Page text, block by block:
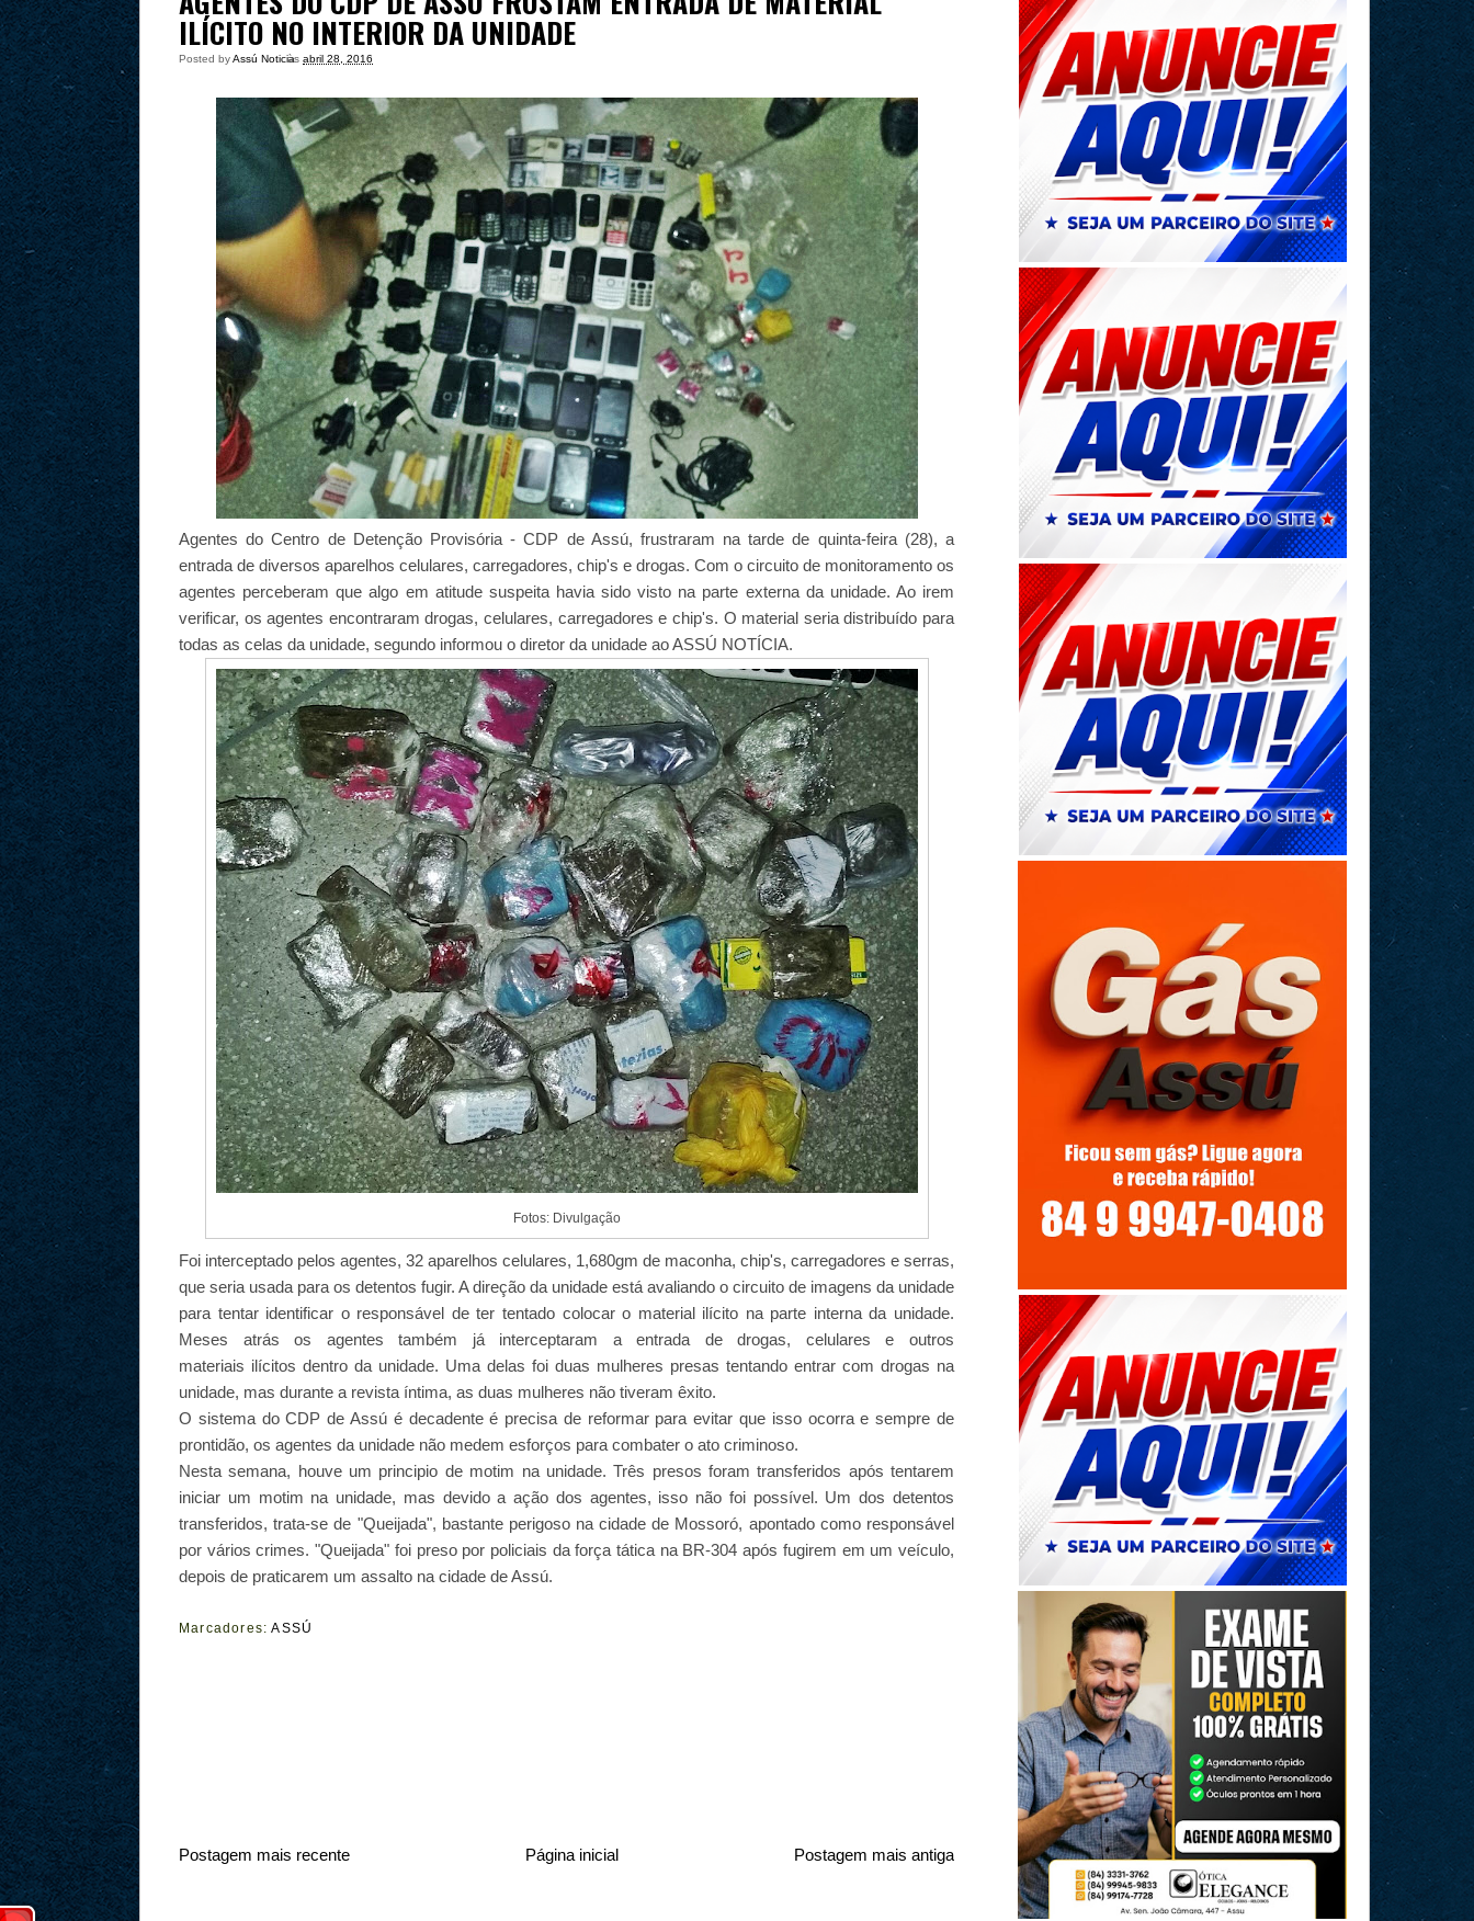
ILÍCITO NO INTERIOR DA UNIDADE
Posted byAssú Noticia
às abril 28, 2016
Agentes do Centro de Detenção Provisória - CDP de Assú, frustraram na tarde de quinta-feira (28), a
entrada de diversos aparelhos celulares, carregadores, chip's e drogas. Com o circuito de monitoramento os
agentes perceberam que algo em atitude suspeita havia sido visto na parte externa da unidade. Ao irem
verificar, os agentes encontraram drogas, celulares, carregadores e chip's. O material seria distribuído para
todas as celas da unidade, segundo informou o diretor da unidade ao ASSÚ NOTÍCIA.
Fotos: Divulgação
Foi interceptado pelos agentes, 32 aparelhos celulares, 1,680gm de maconha, chip's, carregadores e serras,
que seria usada para os detentos fugir. A direção da unidade está avaliando o circuito de imagens da unidade
para tentar identificar o responsável de ter tentado colocar o material ilícito na parte interna da unidade.
Meses atrás os agentes também já interceptaram a entrada de drogas, celulares e outros
materiais ilícitos dentro da unidade. Uma delas foi duas mulheres presas tentando entrar com drogas na
unidade, mas durante a revista íntima, as duas mulheres não tiveram êxito.
O sistema do CDP de Assú é decadente é precisa de reformar para evitar que isso ocorra e sempre de
prontidão, os agentes da unidade não medem esforços para combater o ato criminoso.
Nesta semana, houve um principio de motim na unidade. Três presos foram transferidos após tentarem
iniciar um motim na unidade, mas devido a ação dos agentes, isso não foi possível. Um dos detentos
transferidos, trata-se de "Queijada", bastante perigoso na cidade de Mossoró, apontado como responsável
por vários crimes. "Queijada" foi preso por policiais da força tática na BR-304 após fugirem em um veículo,
depois de praticarem um assalto na cidade de Assú.
Marcadores:ASSÚ
Postagem mais recente Postagem mais antiga
Página inicial